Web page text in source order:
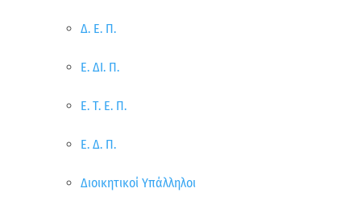
Δ. Ε. Π.
Ε. ΔΙ. Π.
Ε. Τ. Ε. Π.
Ε. Δ. Π.
Διοικητικοί Υπάλληλοι